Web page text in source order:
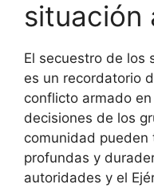
situación
El secuestro de los
es un recordatorio
conflicto armado
decisiones de los
comunidad pueden
profundas y
autoridades y el